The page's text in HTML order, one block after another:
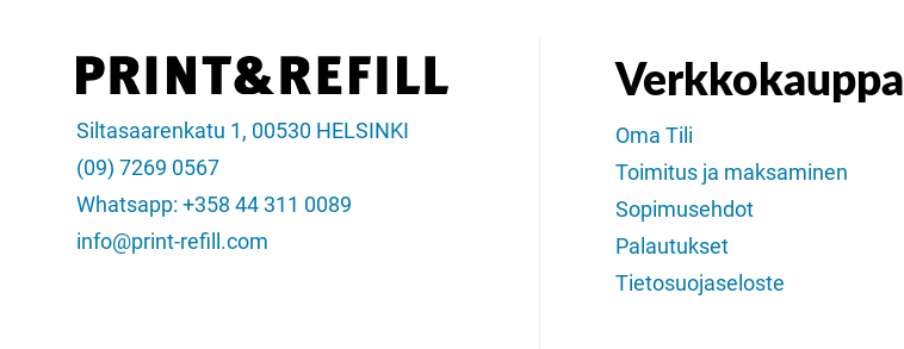
Siltasaarenkatu 1, 00530 HELSINKI
(09) 7269 0567
Whatsapp: +358 44 311 0089
info@print-refill.com
Verkkokauppa
Oma Tili
Toimitus ja maksaminen
Sopimusehdot
Palautukset
Tietosuojaseloste